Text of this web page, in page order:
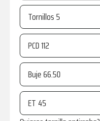
Tornillos
PCD
Buje
ET